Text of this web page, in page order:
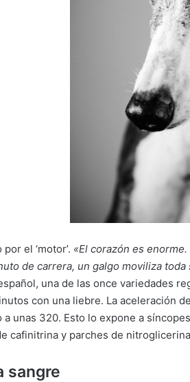
el ‘motor’. «El corazón es
de carrera, un galgo moviliza
una de las once variedades
con una liebre. La aceleración
a unas 320. Esto lo expone a
cafinitrina y parches de
sangre